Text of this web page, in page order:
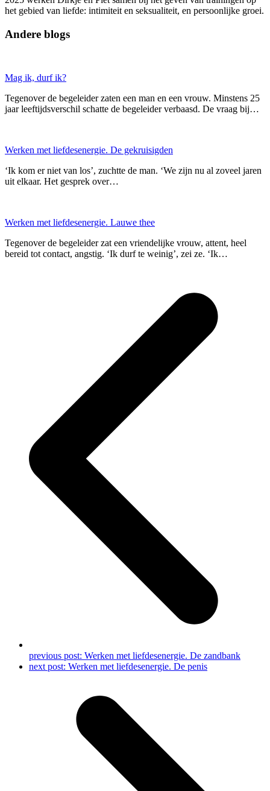
het gebied van liefde: intimiteit en seksualiteit, en persoonlijke groei.
Andere blogs
Mag ik, durf ik?
Tegenover de begeleider zaten een man en een vrouw. Minstens 25
jaar leeftijdsverschil schatte de begeleider verbaasd. De vraag bij…
Werken met liefdesenergie. De gekruisigden
‘Ik kom er niet van los’, zuchtte de man. ‘We zijn nu al zoveel jaren
uit elkaar. Het gesprek over…
Werken met liefdesenergie. Lauwe thee
Tegenover de begeleider zat een vriendelijke vrouw, attent, heel
bereid tot contact, angstig. ‘Ik durf te weinig’, zei ze. ‘Ik…
previous post: Werken met liefdesenergie. De zandbank
next post: Werken met liefdesenergie. De penis